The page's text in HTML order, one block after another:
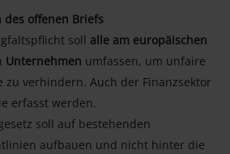
des offenen Briefs
soll alle am europäischen
Unternehmen umfassen, um unfaire
zu verhindern. Auch der Finanzsektor
erfasst werden.
soll auf bestehenden
aufbauen und nicht hinter die